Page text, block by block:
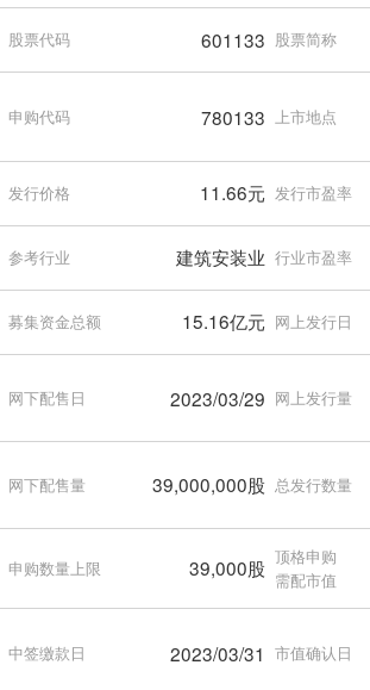
股票代码 601133 股票简称
申购代码 780133 上市地点
发行价格 11.66元 发行市盈率
参考行业 建筑安装业 行业市盈率
募集资金总额 15.16亿元 网上发行日
网下配售日 2023/03/29 网上发行量
网下配售量 39,000,000股 总发行数量
申购数量上限 39,000股 顶格申购
需配市值
中签缴款日 2023/03/31 市值确认日